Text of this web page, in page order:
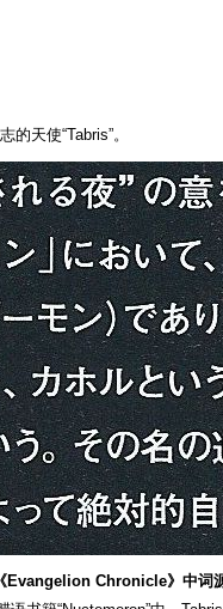
天使“Tabris”。
《Evangelion Chronicle》中词